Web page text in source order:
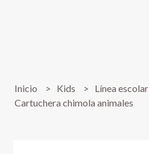
Inicio Kids
Línea escolar
Cartuchera chimola animales